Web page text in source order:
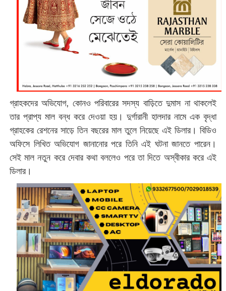
গ্রাহকদের অভিযোগ, কোনও পরিবারের সদস্য বাড়িতে দুমাস না থাকলেই
তার প্রাপ্য মাল বন্ধ করে দেওয়া হয়। দুর্গারানী হালদার নামে এক বৃদ্ধা
গ্রাহকের রেশনের সাড়ে তিন বছরের মাল তুলে নিয়েছে এই ডিলার। বিডিও
অফিসে লিখিত অভিযোগ জানানোর পরে তিনি এই ঘটনা জানতে পারেন।
সেই মাল নতুন করে দেবার কথা বললেও পরে তা দিতে অস্বীকার করে এই
ডিলার।